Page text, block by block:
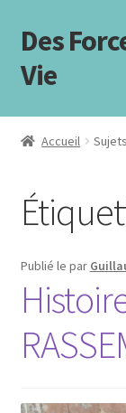
Aller
à
la
Aller
au
contenu
Des
Vie
Accueil
Blog
Boutique
C’est presque
Coaching
Contactez-moi
Accueil
Publié le par